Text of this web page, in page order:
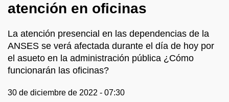
atención en oficinas
La atención presencial en las dependencias de la
ANSES se verá afectada durante el día de hoy por
el asueto en la administración pública ¿Cómo
funcionarán las oficinas?
30 de diciembre de 2022 - 07:30